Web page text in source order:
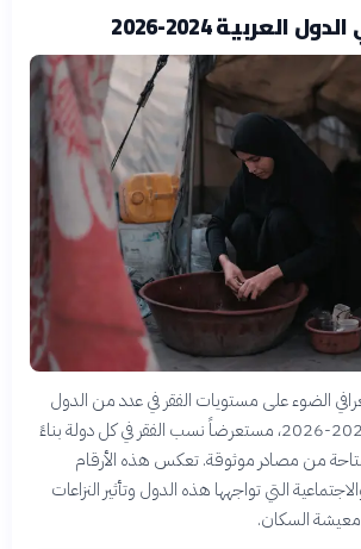
العربية 2024-2026
الضوء على مستويات الفقر في عدد من الدول
العربية خلال الأعوام 2024-2026، مستعرضاً نسب الفقر في كل دولة بناءً
من مصادر موثوقة. تعكس هذه الأرقام
التي تواجهها هذه الدول وتأثير النزاعات
السكان.